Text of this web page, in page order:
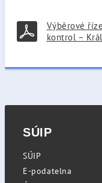
Výběrové
kontrol –
SÚIP
SÚIP
E-podatelna